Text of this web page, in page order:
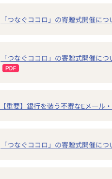
「つなぐココロ」の寄贈式開催に
「つなぐココロ」の寄贈式開催に
【重要】銀行を装う不審なEメール
「つなぐココロ」の寄贈式開催に